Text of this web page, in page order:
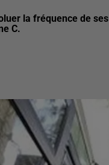
la fréquence de
C.